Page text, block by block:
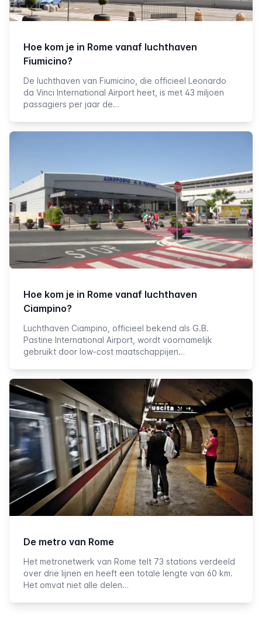
Hoe kom je in Rome vanaf luchthaven
Fiumicino?
De luchthaven van Fiumicino, die officieel Leonardo
da Vinci International Airport heet, is met 43 miljoen
passagiers per jaar de…
Hoe kom je in Rome vanaf luchthaven
Ciampino?
Luchthaven Ciampino, officieel bekend als G.B.
Pastine International Airport, wordt voornamelijk
gebruikt door low-cost maatschappijen…
De metro van Rome
Het metronetwerk van Rome telt 73 stations verdeeld
over drie lijnen en heeft een totale lengte van 60 km.
Het omvat niet alle delen…